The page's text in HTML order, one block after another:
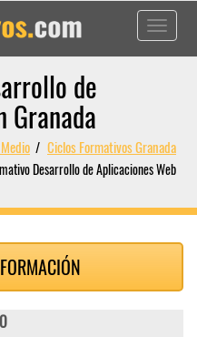
Toggle
de
Granada
Ciclos Formativos Granada
Desarrollo de Aplicaciones Web